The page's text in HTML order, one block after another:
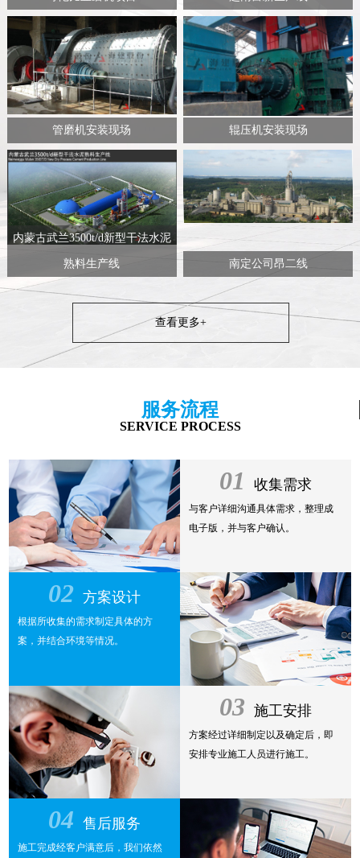
管磨机安装现场 辊压机安装现场
内蒙古武兰3500t/d新型干法水泥
熟料生产线 南定公司昂二线
查看更多+
服务流程
SERVICE PROCESS
01 收集需求
与客户详细沟通具体需求，整理成
电子版，并与客户确认。
02 方案设计
根据所收集的需求制定具体的方
案，并结合环境等情况。
03 施工安排
方案经过详细制定以及确定后，即
安排专业施工人员进行施工。
04 售后服务
施工完成经客户满意后，我们依然